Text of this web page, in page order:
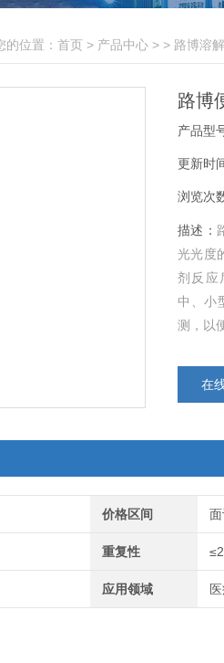
的位置： 首页 > 产品中心 > > 路博溶
路博
产品型
更新时
浏览次
描述：
光光度
剂反应
中、小
测，以
在
价格区间
重复性
应用领域